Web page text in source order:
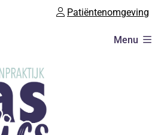
Patiëntenomgeving
Menu